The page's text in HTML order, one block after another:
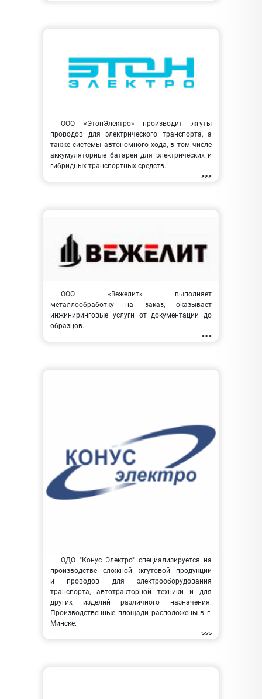
ООО «ЭтонЭлектро» производит жгуты
проводов для электрического транспорта, а
также системы автономного хода, в том числе
аккумуляторные батареи для электрических и
гибридных транспортных средств.
>>>
ООО «Вежелит» выполняет
металлообработку на заказ, оказывает
инжиниринговые услуги от документации до
образцов.
>>>
ОДО "Конус Электро" специализируется на
производстве сложной жгутовой продукции
и проводов для электрооборудования
транспорта, автотракторной техники и для
других изделий различного назначения.
Производственные площади расположены в г.
Минске.
>>>